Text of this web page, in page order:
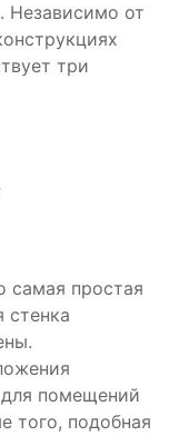
Независимо от
три
самая простая
стенка
для помещений
того, подобная